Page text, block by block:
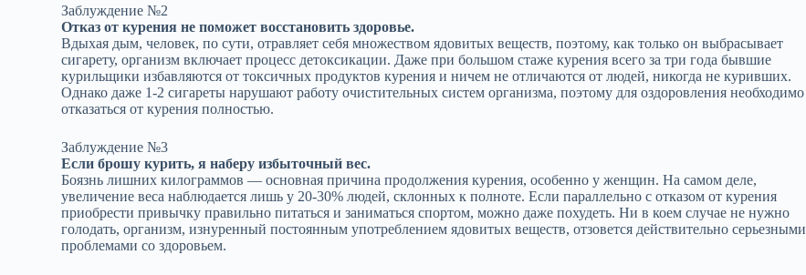
Заблуждение №2
Отказ от курения не поможет восстановить здоровье.
Вдыхая дым, человек, по сути, отравляет себя множеством ядовитых веществ, поэтому, как только он выбрасывает
сигарету, организм включает процесс детоксикации. Даже при большом стаже курения всего за три года бывшие
курильщики избавляются от токсичных продуктов курения и ничем не отличаются от людей, никогда не куривших.
Однако даже 1-2 сигареты нарушают работу очистительных систем организма, поэтому для оздоровления необходимо
отказаться от курения полностью.
Заблуждение №3
Если брошу курить, я наберу избыточный вес.
Боязнь лишних килограммов — основная причина продолжения курения, особенно у женщин. На самом деле,
увеличение веса наблюдается лишь у 20-30% людей, склонных к полноте. Если параллельно с отказом от курения
приобрести привычку правильно питаться и заниматься спортом, можно даже похудеть. Ни в коем случае не нужно
голодать, организм, изнуренный постоянным употреблением ядовитых веществ, отзовется действительно серьезными
проблемами со здоровьем.